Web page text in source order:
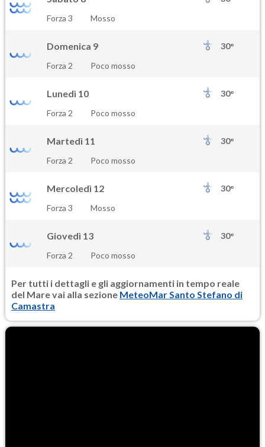
Forza 3
Mosso
Domenica 9
30°
Forza 2
Poco mosso
Lunedì 10
30°
Forza 2
Poco mosso
Martedì 11
30°
Forza 2
Poco mosso
Mercoledì 12
30°
Forza 3
Mosso
Giovedì 13
30°
Forza 2
Poco mosso
Per tutti i dettagli e gli aggiornamenti in tempo reale
del Mare vai alla sezione MeteoMar Santo Stefano di
Camastra